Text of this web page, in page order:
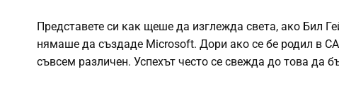
Представете си как щеше да изглежда света, ако Бил
нямаше да създаде Microsoft. Дори ако се бе родил в
съвсем различен. Успехът често се свежда до това да